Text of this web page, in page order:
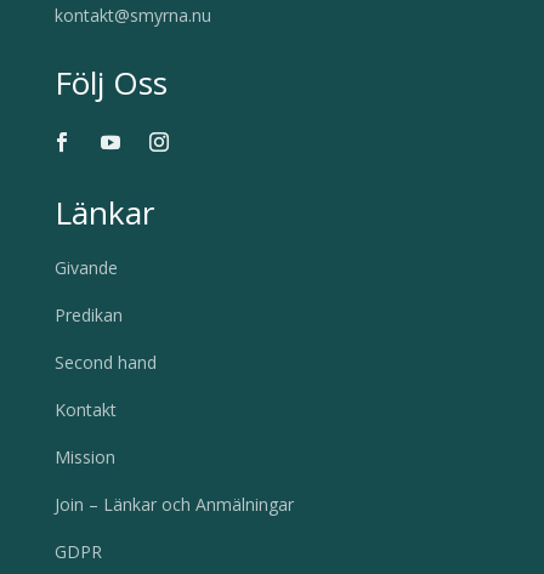
kontakt@smyrna.nu
Följ Oss
Länkar
Givande
Predikan
Second hand
Kontakt
Mission
Join – Länkar och Anmälningar
GDPR